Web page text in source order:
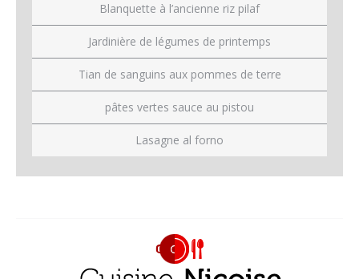
Blanquette à l’ancienne riz pilaf
Jardinière de légumes de printemps
Tian de sanguins aux pommes de terre
pâtes vertes sauce au pistou
Lasagne al forno